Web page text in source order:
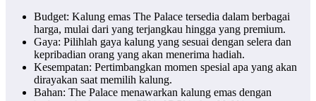
Budget: Kalung emas The Palace tersedia dalam berbagai
harga, mulai dari yang terjangkau hingga yang premium.
Gaya: Pilihlah gaya kalung yang sesuai dengan selera dan
kepribadian orang yang akan menerima hadiah.
Kesempatan: Pertimbangkan momen spesial apa yang akan
dirayakan saat memilih kalung.
Bahan: The Palace menawarkan kalung emas dengan